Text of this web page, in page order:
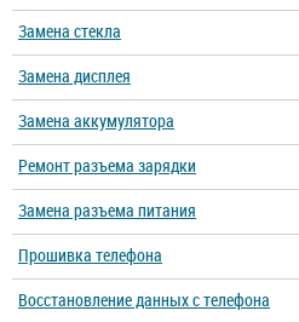
Замена стекла
Замена дисплея
Замена аккумулятора
Ремонт разъема зарядки
Замена разъема питания
Прошивка телефона
Восстановление данных с телефона